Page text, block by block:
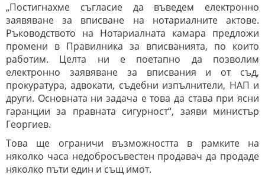
„Постигнахме съгласие да въведем електронно
заявяване за вписване на нотариалните актове.
Ръководството на Нотариалната камара предложи
промени в Правилника за вписванията, по които
работим. Целта ни е поетапно да позволим
електронно заявяване за вписвания и от съд,
прокуратура, адвокати, съдебни изпълнители, НАП и
други. Основната ни задача е това да става при ясни
гаранции за правната сигурност“, заяви министър
Георгиев.
Това ще ограничи възможността в рамките на
няколко часа недобросъвестен продавач да продаде
няколко пъти един и същ имот.